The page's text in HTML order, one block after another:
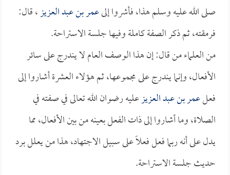
صلى الله عليه وسلم هذا، فأشروا إلىعمر بن عبد العزيز، قال:
فرمقته، ثم ذكر الصفة كاملة وفيها جلسة الاستراحة.
من العلماء من قال: إن هذا الوصف العام لا يندرج على سائر
الأفعال، وإنما يندرج على مجموعها، ثم هؤلاء العشرة أشاروا إلى
فعلعمر بن عبد العزيزعليه رضوان الله تعالى في صفته في
الصلاة، وما أشاروا إلى ذات الفعل بعينه من بين الأفعال، مما
يدل على أنه ربما فعل فعلاً على سبيل الاجتهاد، هذا من يعلل برد
حديث جلسة الاستراحة.